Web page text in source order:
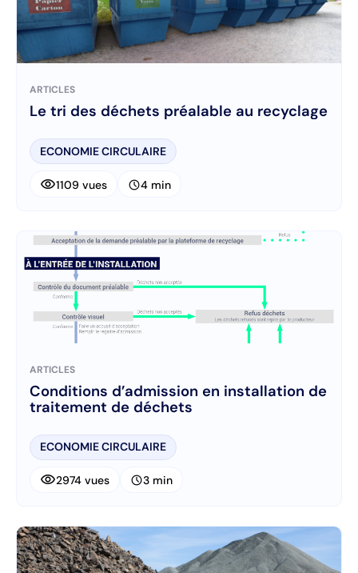
ARTICLES
Le tri des déchets préalable au recyclage
ECONOMIE CIRCULAIRE
visibility1109 vues schedule4 min
ARTICLES
Conditions d’admission en installation de
traitement de déchets
ECONOMIE CIRCULAIRE
visibility2974 vues schedule3 min